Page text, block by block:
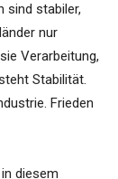
sind stabiler,
nur
Verarbeitung,
Stabilität.
Frieden
diesem